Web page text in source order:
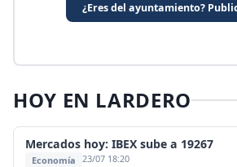
¿Eres del ayuntamiento?
HOY EN LARDERO
Mercados hoy: IBEX sube a 19267
Economía 23/07 18:20